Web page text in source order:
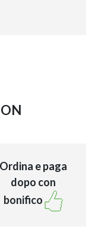
Ordina e paga
dopo con
bonifico